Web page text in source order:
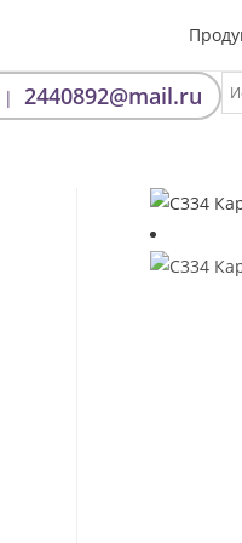
| 2440892@mail.ru